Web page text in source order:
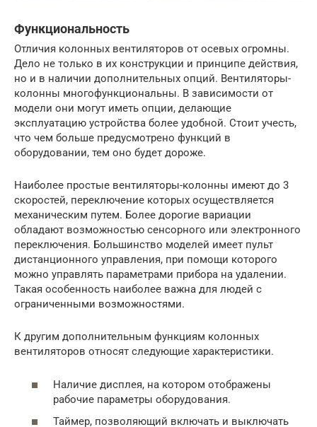
Функциональность
Отличия колонных вентиляторов от осевых огромны.
Дело не только в их конструкции и принципе действия,
но и в наличии дополнительных опций. Вентиляторы-
колонны многофункциональны. В зависимости от
модели они могут иметь опции, делающие
эксплуатацию устройства более удобной. Стоит учесть,
что чем больше предусмотрено функций в
оборудовании, тем оно будет дороже.
Наиболее простые вентиляторы-колонны имеют до 3
скоростей, переключение которых осуществляется
механическим путем. Более дорогие вариации
обладают возможностью сенсорного или электронного
переключения. Большинство моделей имеет пульт
дистанционного управления, при помощи которого
можно управлять параметрами прибора на удалении.
Такая особенность наиболее важна для людей с
ограниченными возможностями.
К другим дополнительным функциям колонных
вентиляторов относят следующие характеристики.
Наличие дисплея, на котором отображены
рабочие параметры оборудования.
Таймер, позволяющий включать и выключать